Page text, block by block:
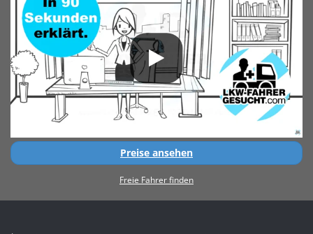
Preise ansehen
Freie Fahrer finden